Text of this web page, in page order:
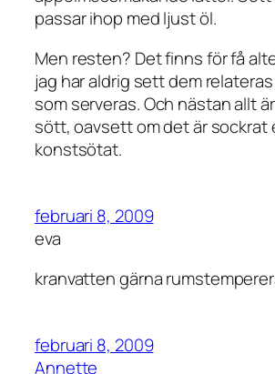
passar ihop med ljust öl.
Men resten? Det finns för få
jag har aldrig sett dem
som serveras. Och nästan allt
sött, oavsett om det är sockrat
konstsötat.
februari 8, 2009
eva
kranvatten gärna
februari 8, 2009
Annette